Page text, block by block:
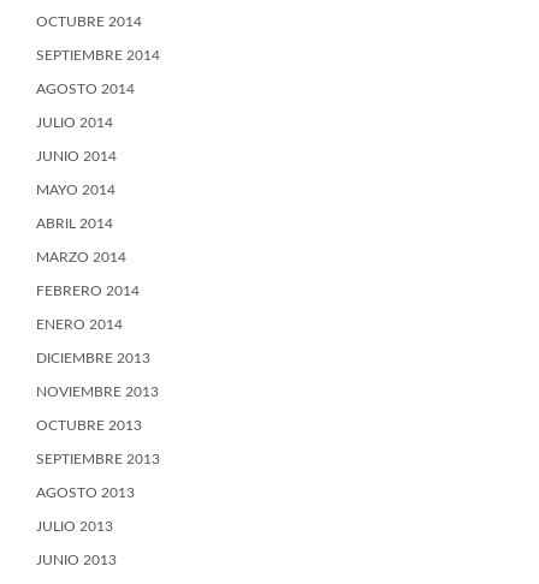
OCTUBRE 2014
SEPTIEMBRE 2014
AGOSTO 2014
JULIO 2014
JUNIO 2014
MAYO 2014
ABRIL 2014
MARZO 2014
FEBRERO 2014
ENERO 2014
DICIEMBRE 2013
NOVIEMBRE 2013
OCTUBRE 2013
SEPTIEMBRE 2013
AGOSTO 2013
JULIO 2013
JUNIO 2013